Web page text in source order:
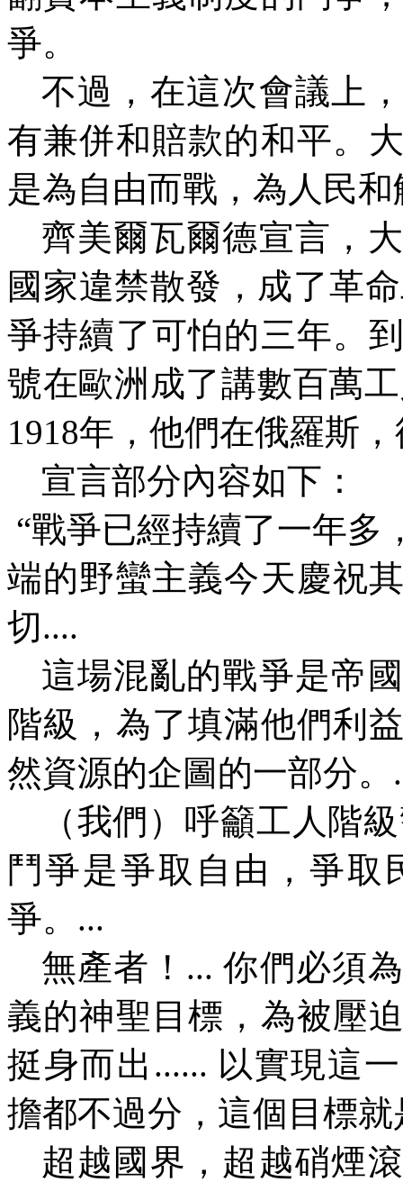
爭。
不過，在這次會議上
有兼併和賠款的和平。
是為自由而戰，為人民
齊美爾瓦爾德宣言，
國家違禁散發，成了革
爭持續了可怕的三年。
號在歐洲成了講數百萬
1918年，他們在俄羅斯
宣言部分內容如下：
“戰爭已經持續了一年多
端的野蠻主義今天慶祝
切....
這場混亂的戰爭是帝
階級，為了填滿他們利
然資源的企圖的一部分。
（我們）呼籲工人階
鬥爭是爭取自由，爭
爭。 ...
無產者！ ...你們必須
義的神聖目標，為被壓
挺身而出 ...... 以實現這
擔都不過分，這個目標
超越國界，超越硝煙